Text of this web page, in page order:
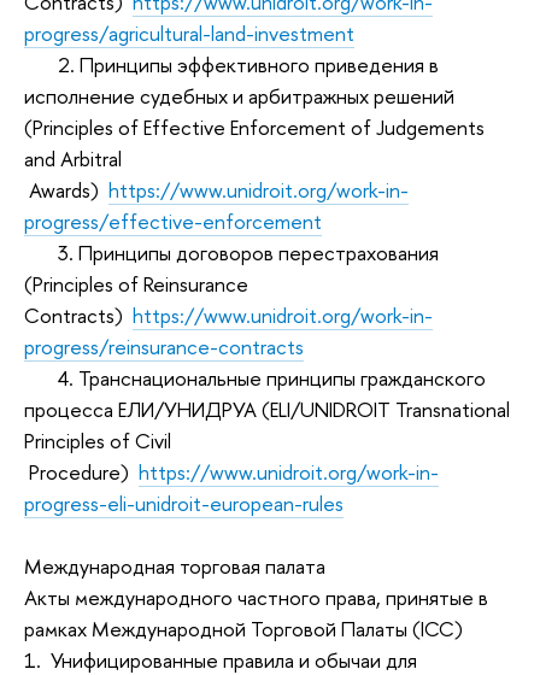
progress/agricultural-land-investment
2. Принципы эффективного приведения в
исполнение судебных и арбитражных решений
(Principles of Effective Enforcement of Judgements
and Arbitral
Awards) https://www.unidroit.org/work-in-
progress/effective-enforcement
3. Принципы договоров перестрахования
(Principles of Reinsurance
Contracts) https://www.unidroit.org/work-in-
progress/reinsurance-contracts
4. Транснациональные принципы гражданского
процесса ЕЛИ/УНИДРУА (ELI/UNIDROIT Transnational
Principles of Civil
Procedure) https://www.unidroit.org/work-in-
progress-eli-unidroit-european-rules
Международная торговая палата
Акты международного частного права, принятые в
рамках Международной Торговой Палаты (ICC)
1. Унифицированные правила и обычаи для